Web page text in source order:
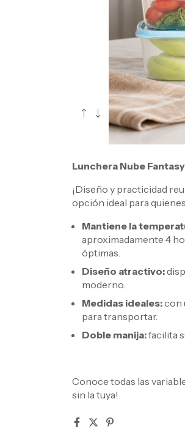
Lunchera Nube
¡Diseño y practicidad
opción ideal para
Mantiene la
aproximadamente 4
óptimas.
Diseño atractivo:
moderno.
Medidas ideales:con
para transportar.
Doble manija:facilita
Conoce todas las
sin la tuya!